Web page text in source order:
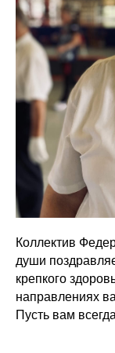
Коллектив
души
крепкого
направлениях
Пусть вам